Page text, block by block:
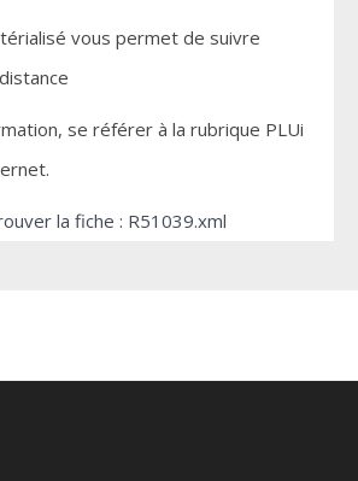
vous permet de suivre
se référer à la rubrique PLUi
la fiche : R51039.xml